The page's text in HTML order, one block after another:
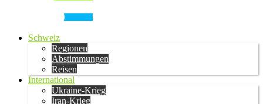
Schweiz
Regionen
Abstimmungen
Reisen
International
Ukraine-Krieg
Iran-Krieg